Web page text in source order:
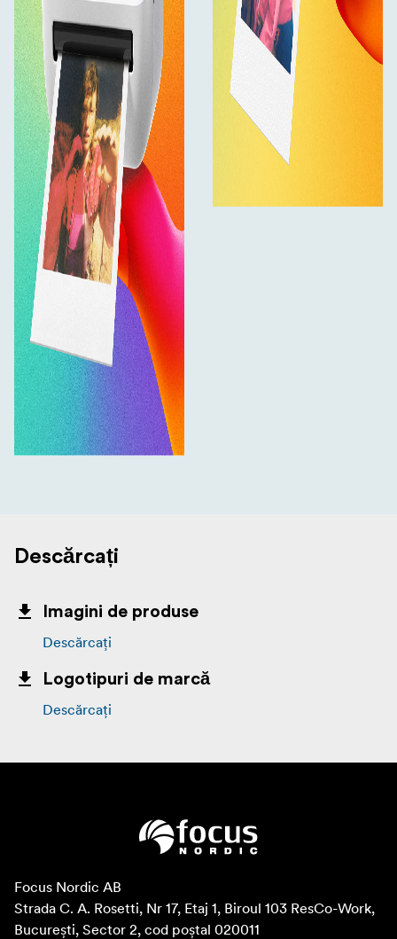
Descărcați
Imagini de produse
Descărcați
Logotipuri de marcă
Descărcați
Focus Nordic AB
Strada C. A. Rosetti, Nr 17, Etaj 1, Biroul 103 ResCo-Work,
București, Sector 2, cod poștal 020011